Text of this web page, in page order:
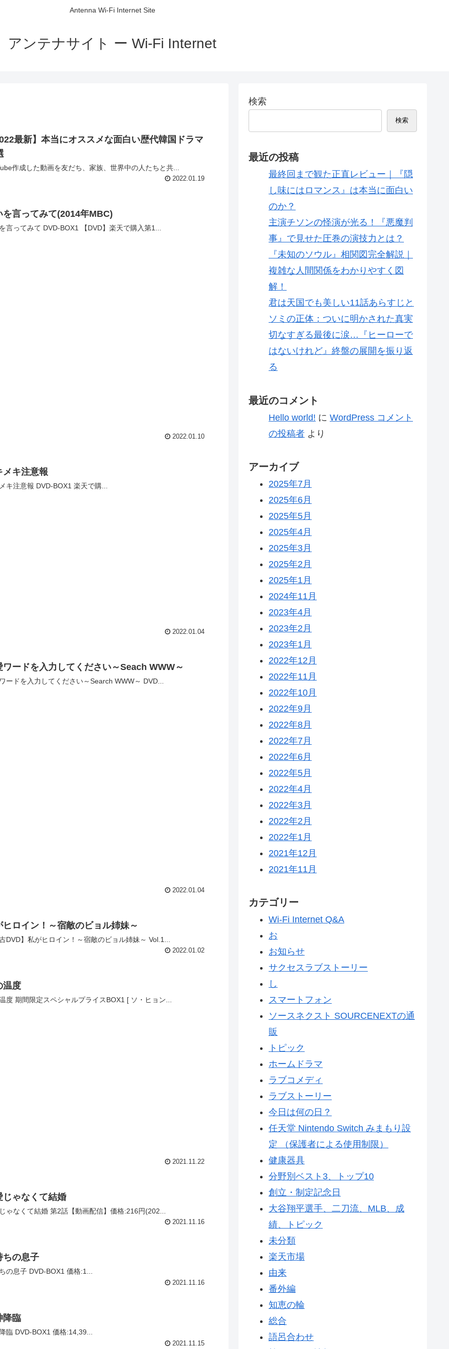
Antenna Wi-Fi Internet Site
アンテナサイト ー Wi-Fi Internet
最新】本当にオススメな面白い歴代韓国ドラマ
作成した動画を友だち、家族、世界中の人たちと共...
2022.01.19
を言ってみて(2014年MBC)
言ってみて DVD-BOX1 【DVD】楽天で購入第1...
2022.01.10
メキ注意報
キ注意報 DVD-BOX1 楽天で購...
2022.01.04
ワードを入力してください～Seach WWW～
ードを入力してください～Search WWW～ DVD...
2022.01.04
ヒロイン！～宿敵のビョル姉妹～
DVD】私がヒロイン！～宿敵のビョル姉妹～ Vol.1...
2022.01.02
温度
度 期間限定スペシャルプライスBOX1 [ ソ・ヒョン...
2021.11.22
じゃなくて結婚
ゃなくて結婚 第2話【動画配信】価格:216円(202...
2021.11.16
ちの息子
の息子 DVD-BOX1 価格:1...
2021.11.16
降臨
臨 DVD-BOX1 価格:14,39...
2021.11.15
検索
検索
最近の投稿
最終回まで観た正直レビュー｜『隠
し味にはロマンス』は本当に面白い
のか？
主演チソンの怪演が光る！『悪魔判
事』で見せた圧巻の演技力とは？
『未知のソウル』相関図完全解説｜
複雑な人間関係をわかりやすく図
解！
君は天国でも美しい11話あらすじと
ソミの正体：ついに明かされた真実
切なすぎる最後に涙…『ヒーローで
はないけれど』終盤の展開を振り返
る
最近のコメント
Hello world! に WordPress コメント
の投稿者 より
アーカイブ
2025年7月
2025年6月
2025年5月
2025年4月
2025年3月
2025年2月
2025年1月
2024年11月
2023年4月
2023年2月
2023年1月
2022年12月
2022年11月
2022年10月
2022年9月
2022年8月
2022年7月
2022年6月
2022年5月
2022年4月
2022年3月
2022年2月
2022年1月
2021年12月
2021年11月
カテゴリー
Wi-Fi Internet Q&A
お
お知らせ
サクセスラブストーリー
し
スマートフォン
ソースネクスト SOURCENEXTの通
販
トピック
ホームドラマ
ラブコメディ
ラブストーリー
今日は何の日？
任天堂 Nintendo Switch みまもり設
定 （保護者による使用制限）
健康器具
分野別ベスト3、トップ10
創立・制定記念日
大谷翔平選手、二刀流、MLB、成
績、トピック
未分類
楽天市場
由来
番外編
知恵の輪
総合
語呂合わせ